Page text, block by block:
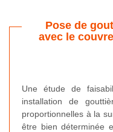
Pose de
avec le
Une étude de
installation de
proportionnelles à la
être bien déterminée